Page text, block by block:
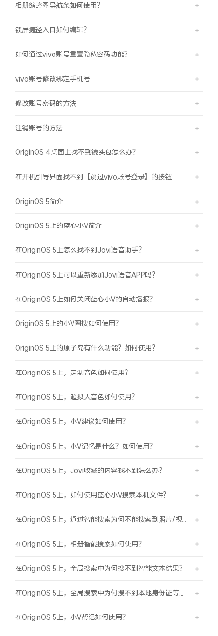
相册缩略图导航条如何使用？
锁屏捷径入口如何编辑？
如何通过vivo账号重置隐私密码功能？
vivo账号修改绑定手机号
修改账号密码的方法
注销账号的方法
OriginOS 4桌面上找不到镜头包怎么办？
在开机引导界面找不到【跳过vivo账号登录】的按钮
OriginOS 5简介
OriginOS 5上的蓝心小V简介
在OriginOS 5上怎么找不到Jovi语音助手？
在OriginOS 5上可以重新添加Jovi语音APP吗？
在OriginOS 5上如何关闭蓝心小V的自动播报？
OriginOS 5上的小V圈搜如何使用？
OriginOS 5上的原子岛有什么功能？如何使用？
在OriginOS 5上，定制音色如何使用？
在OriginOS 5上，超拟人音色如何使用？
在OriginOS 5上，小V建议如何使用？
在OriginOS 5上，小V记忆是什么？如何使用？
在OriginOS 5上，Jovi收藏的内容找不到怎么办？
在OriginOS 5上，如何使用蓝心小V搜索本机文件？
在OriginOS 5上，通过智能搜索为何不能搜索到照片/视频？
在OriginOS 5上，相册智能搜索如何使用？
在OriginOS 5上，全局搜索中为何搜不到智能文本结果？
在OriginOS 5上，小V帮记如何使用？